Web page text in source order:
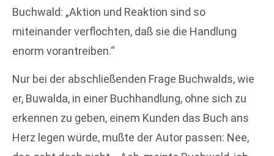
Buchwald: „Aktion und Reaktion sind so
miteinander verflochten, daß sie die Handlung
enorm vorantreiben.“
Nur bei der abschließenden Frage Buchwalds, wie
er, Buwalda, in einer Buchhandlung, ohne sich zu
erkennen zu geben, einem Kunden das Buch ans
Herz legen würde, mußte der Autor passen: Nee,